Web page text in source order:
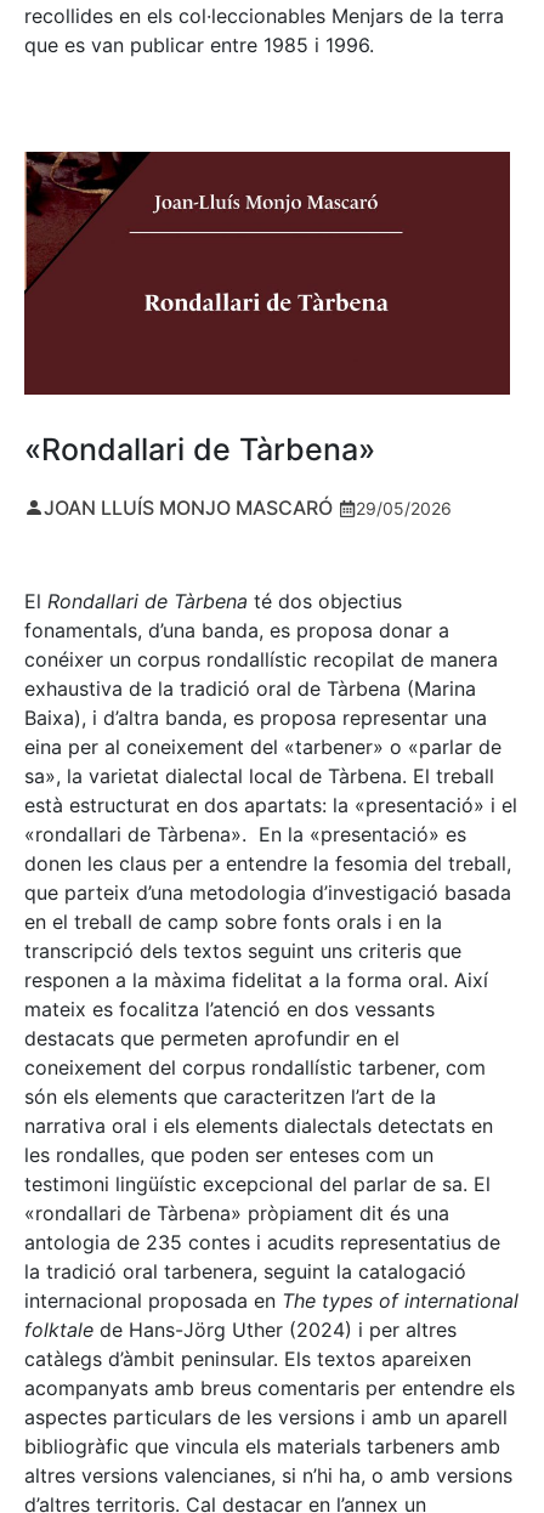
recollides en els col·leccionables Menjars de la terra
que es van publicar entre 1985 i 1996.
«Rondallari de Tàrbena»
JOAN LLUÍS MONJO MASCARÓ 29/05/2026
El Rondallari de Tàrbena té dos objectius
fonamentals, d’una banda, es proposa donar a
conéixer un corpus rondallístic recopilat de manera
exhaustiva de la tradició oral de Tàrbena (Marina
Baixa), i d’altra banda, es proposa representar una
eina per al coneixement del «tarbener» o «parlar de
sa», la varietat dialectal local de Tàrbena. El treball
està estructurat en dos apartats: la «presentació» i el
«rondallari de Tàrbena». En la «presentació» es
donen les claus per a entendre la fesomia del treball,
que parteix d’una metodologia d’investigació basada
en el treball de camp sobre fonts orals i en la
transcripció dels textos seguint uns criteris que
responen a la màxima fidelitat a la forma oral. Així
mateix es focalitza l’atenció en dos vessants
destacats que permeten aprofundir en el
coneixement del corpus rondallístic tarbener, com
són els elements que caracteritzen l’art de la
narrativa oral i els elements dialectals detectats en
les rondalles, que poden ser enteses com un
testimoni lingüístic excepcional del parlar de sa. El
«rondallari de Tàrbena» pròpiament dit és una
antologia de 235 contes i acudits representatius de
la tradició oral tarbenera, seguint la catalogació
internacional proposada en The types of international
folktale de Hans-Jörg Uther (2024) i per altres
catàlegs d’àmbit peninsular. Els textos apareixen
acompanyats amb breus comentaris per entendre els
aspectes particulars de les versions i amb un aparell
bibliogràfic que vincula els materials tarbeners amb
altres versions valencianes, si n’hi ha, o amb versions
d’altres territoris. Cal destacar en l’annex un